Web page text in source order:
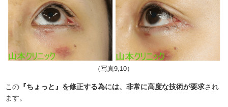
（写真9,10）
この『ちょっと』を修正する為には、非常に高度な技術が要求され
ます。